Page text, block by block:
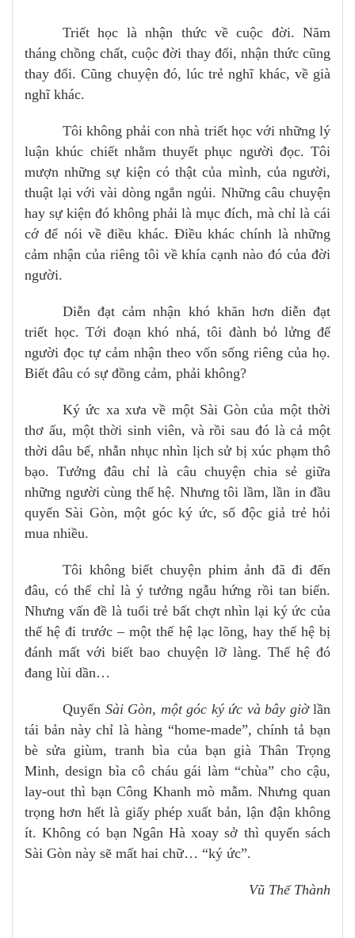
Triết học là nhận thức về cuộc đời. Năm
tháng chồng chất, cuộc đời thay đổi, nhận thức cũng
thay đổi. Cũng chuyện đó, lúc trẻ nghĩ khác, về già
nghĩ khác.
Tôi không phải con nhà triết học với những lý
luận khúc chiết nhằm thuyết phục người đọc. Tôi
mượn những sự kiện có thật của mình, của người,
thuật lại với vài dòng ngắn ngủi. Những câu chuyện
hay sự kiện đó không phải là mục đích, mà chỉ là cái
cớ để nói về điều khác. Điều khác chính là những
cảm nhận của riêng tôi về khía cạnh nào đó của đời
người.
Diễn đạt cảm nhận khó khăn hơn diễn đạt
triết học. Tới đoạn khó nhá, tôi đành bỏ lửng để
người đọc tự cảm nhận theo vốn sống riêng của họ.
Biết đâu có sự đồng cảm, phải không?
Ký ức xa xưa về một Sài Gòn của một thời
thơ ấu, một thời sinh viên, và rồi sau đó là cả một
thời dâu bể, nhẫn nhục nhìn lịch sử bị xúc phạm thô
bạo. Tưởng đâu chỉ là câu chuyện chia sẻ giữa
những người cùng thế hệ. Nhưng tôi lầm, lần in đầu
quyển Sài Gòn, một góc ký ức, số độc giả trẻ hỏi
mua nhiều.
Tôi không biết chuyện phim ảnh đã đi đến
đâu, có thể chỉ là ý tưởng ngẫu hứng rồi tan biến.
Nhưng vấn đề là tuổi trẻ bất chợt nhìn lại ký ức của
thế hệ đi trước – một thế hệ lạc lõng, hay thế hệ bị
đánh mất với biết bao chuyện lỡ làng. Thế hệ đó
đang lùi dần…
Quyển Sài Gòn, một góc ký ức và bây giờlần
tái bản này chỉ là hàng “home-made”, chính tả bạn
bè sửa giùm, tranh bìa của bạn già Thân Trọng
Minh, design bìa cô cháu gái làm “chùa” cho cậu,
lay-out thì bạn Công Khanh mò mẫm. Nhưng quan
trọng hơn hết là giấy phép xuất bản, lận đận không
ít. Không có bạn Ngân Hà xoay sở thì quyển sách
Sài Gòn này sẽ mất hai chữ… “ký ức”.
Vũ Thế Thành